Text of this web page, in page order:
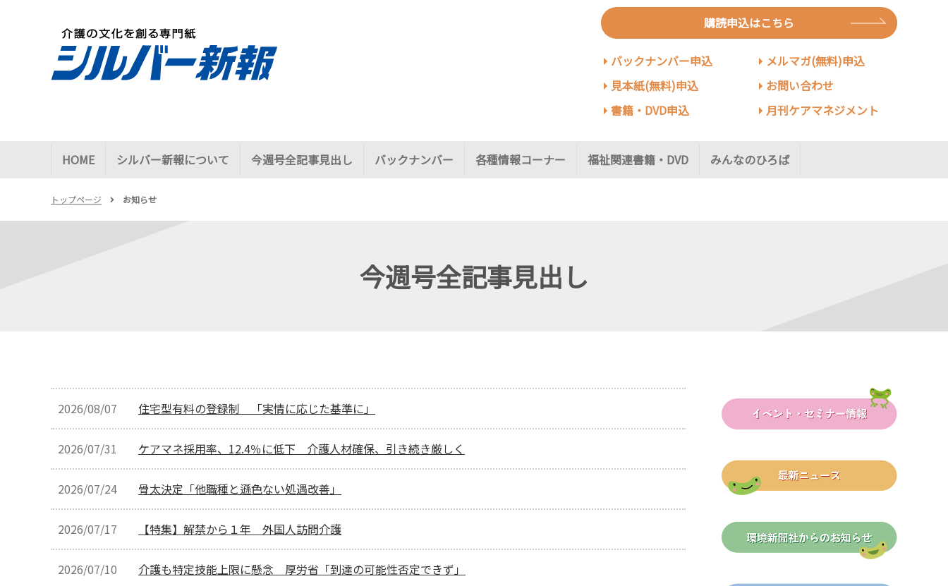
購読申込はこちら
バックナンバー申込
見本紙(無料)申込
書籍・DVD申込
メルマガ(無料)申込
お問い合わせ
月刊ケアマネジメント
HOME シルバー新報について 今週号全記事見出し バックナンバー 各種情報コーナー 福祉関連書籍・DVD みんなのひろば
トップページ お知らせ
今週号全記事見出し
2026/08/07 住宅型有料の登録制 「実情に応じた基準に」
2026/07/31 ケアマネ採用率、12.4％に低下 介護人材確保、引き続き厳しく
2026/07/24 骨太決定「他職種と遜色ない処遇改善」
2026/07/17 【特集】解禁から１年 外国人訪問介護
2026/07/10 介護も特定技能上限に懸念 厚労省「到達の可能性否定できず」